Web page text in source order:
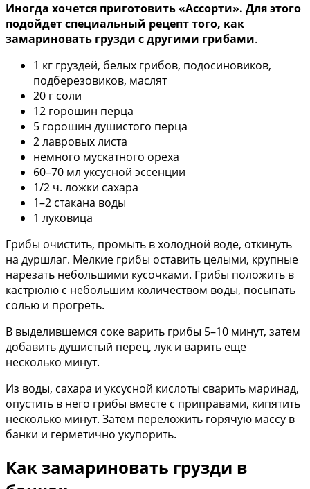
Иногда хочется приготовить «Ассорти». Для этого
подойдет специальный рецепт того, как
замариновать грузди с другими грибами.
1 кг груздей, белых грибов, подосиновиков,
подберезовиков, маслят
20 г соли
12 горошин перца
5 горошин душистого перца
2 лавровых листа
немного мускатного ореха
60–70 мл уксусной эссенции
1/2 ч. ложки сахара
1–2 стакана воды
1 луковица
Грибы очистить, промыть в холодной воде, откинуть
на дуршлаг. Мелкие грибы оставить целыми, крупные
нарезать небольшими кусочками. Грибы положить в
кастрюлю с небольшим количеством воды, посыпать
солью и прогреть.
В выделившемся соке варить грибы 5–10 минут, затем
добавить душистый перец, лук и варить еще
несколько минут.
Из воды, сахара и уксусной кислоты сварить маринад,
опустить в него грибы вместе с приправами, кипятить
несколько минут. Затем переложить горячую массу в
банки и герметично укупорить.
Как замариновать грузди в